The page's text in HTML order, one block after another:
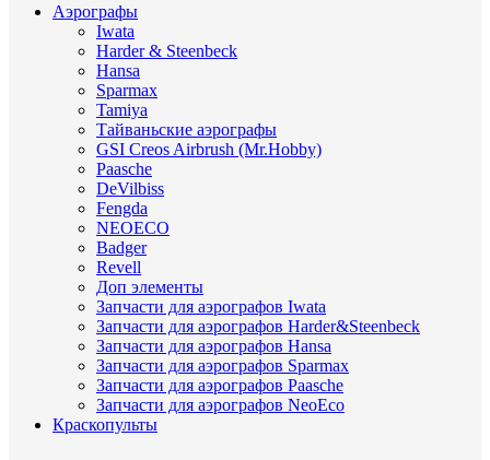
Аэрографы
Iwata
Harder & Steenbeck
Hansa
Sparmax
Tamiya
Тайваньские аэрографы
GSI Creos Airbrush (Mr.Hobby)
Paasche
DeVilbiss
Fengda
NEOECO
Badger
Revell
Доп элементы
Запчасти для аэрографов Iwata
Запчасти для аэрографов Harder&Steenbeck
Запчасти для аэрографов Hansa
Запчасти для аэрографов Sparmax
Запчасти для аэрографов Paasche
Запчасти для аэрографов NeoEco
Краскопульты